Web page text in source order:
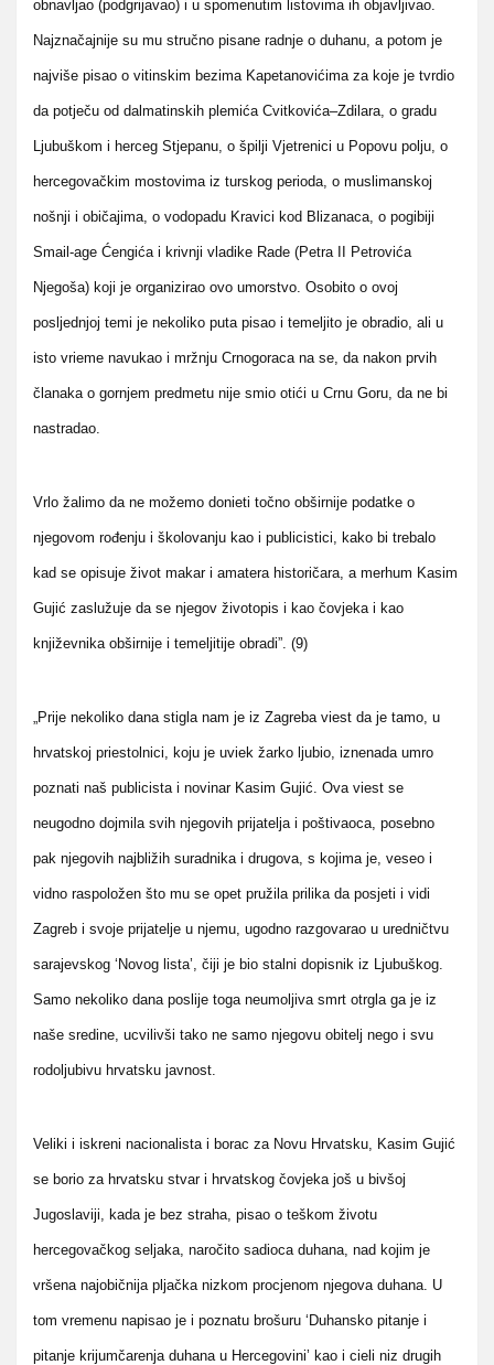
obnavljao (podgrijavao) i u spomenutim listovima ih objavljivao.
Najznačajnije su mu stručno pisane radnje o duhanu, a potom je
najviše pisao o vitinskim bezima Kapetanovićima za koje je tvrdio
da potječu od dalmatinskih plemića Cvitkovića–Zdilara, o gradu
Ljubuškom i herceg Stjepanu, o špilji Vjetrenici u Popovu polju, o
hercegovačkim mostovima iz turskog perioda, o muslimanskoj
nošnji i običajima, o vodopadu Kravici kod Blizanaca, o pogibiji
Smail-age Ćengića i krivnji vladike Rade (Petra II Petrovića
Njegoša) koji je organizirao ovo umorstvo. Osobito o ovoj
posljednjoj temi je nekoliko puta pisao i temeljito je obradio, ali u
isto vrieme navukao i mržnju Crnogoraca na se, da nakon prvih
članaka o gornjem predmetu nije smio otići u Crnu Goru, da ne bi
nastradao.
Vrlo žalimo da ne možemo donieti točno obširnije podatke o
njegovom rođenju i školovanju kao i publicistici, kako bi trebalo
kad se opisuje život makar i amatera historičara, a merhum Kasim
Gujić zaslužuje da se njegov životopis i kao čovjeka i kao
književnika obširnije i temeljitije obradi”. (9)
„Prije nekoliko dana stigla nam je iz Zagreba viest da je tamo, u
hrvatskoj priestolnici, koju je uviek žarko ljubio, iznenada umro
poznati naš publicista i novinar Kasim Gujić. Ova viest se
neugodno dojmila svih njegovih prijatelja i poštivaoca, posebno
pak njegovih najbližih suradnika i drugova, s kojima je, veseo i
vidno raspoložen što mu se opet pružila prilika da posjeti i vidi
Zagreb i svoje prijatelje u njemu, ugodno razgovarao u uredničtvu
sarajevskog ‘Novog lista’, čiji je bio stalni dopisnik iz Ljubuškog.
Samo nekoliko dana poslije toga neumoljiva smrt otrgla ga je iz
naše sredine, ucvilivši tako ne samo njegovu obitelj nego i svu
rodoljubivu hrvatsku javnost.
Veliki i iskreni nacionalista i borac za Novu Hrvatsku, Kasim Gujić
se borio za hrvatsku stvar i hrvatskog čovjeka još u bivšoj
Jugoslaviji, kada je bez straha, pisao o teškom životu
hercegovačkog seljaka, naročito sadioca duhana, nad kojim je
vršena najobičnija pljačka nizkom procjenom njegova duhana. U
tom vremenu napisao je i poznatu brošuru ‘Duhansko pitanje i
pitanje krijumčarenja duhana u Hercegovini’ kao i cieli niz drugih